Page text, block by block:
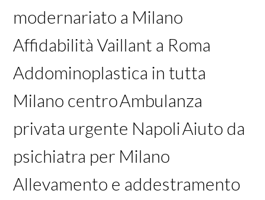
modernariato a Milano
Affidabilità Vaillant a Roma
Addominoplastica in tutta
Milano centroAmbulanza
privata urgente NapoliAiuto da
psichiatra per Milano
Allevamento e addestramento